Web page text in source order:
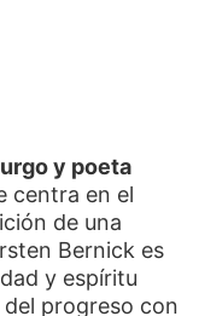
y poeta
centra en el
de una
Bernick es
y espíritu
progreso con